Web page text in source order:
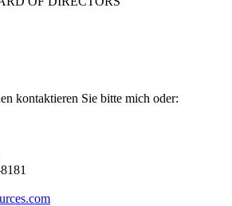
kontaktieren Sie bitte mich oder: